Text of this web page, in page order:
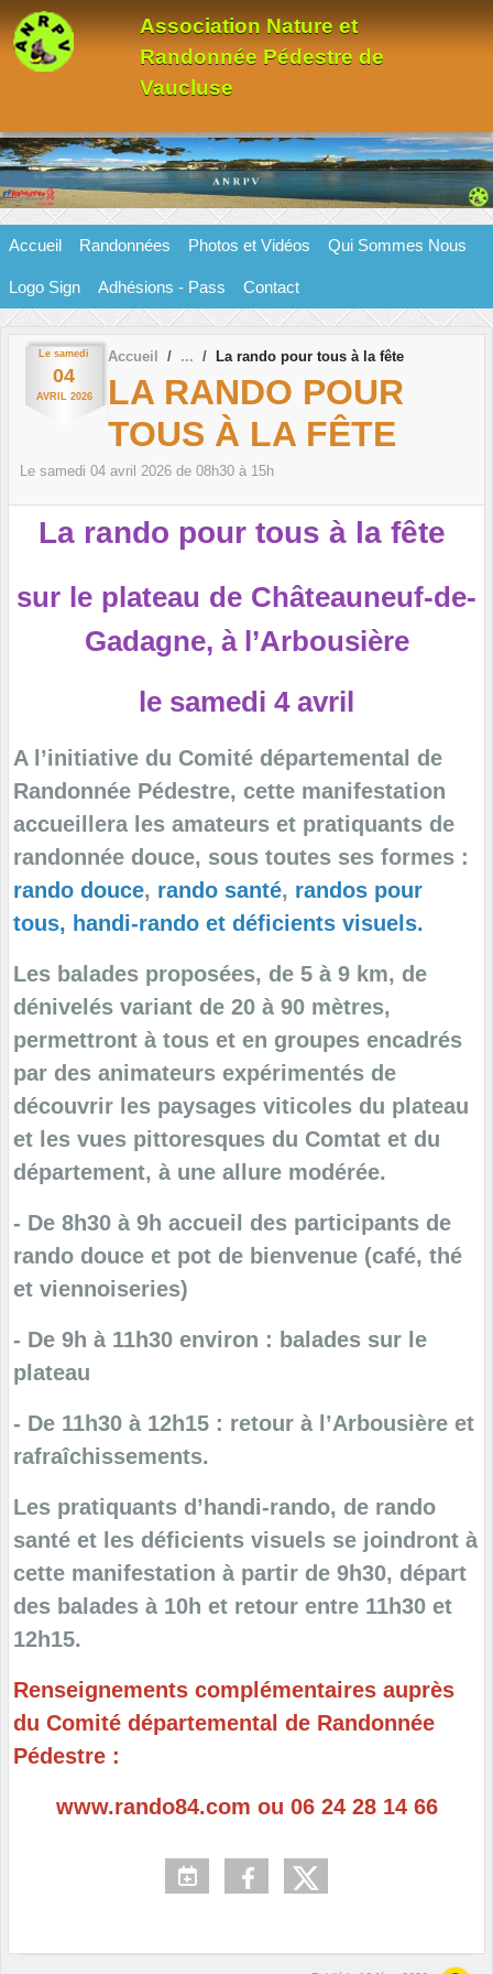
Association Nature et
Randonnée Pédestre de
Vaucluse
Accueil Randonnées Photos et Vidéos Qui Sommes Nous
Logo Sign Adhésions - Pass Contact
Le samedi
04
AVRIL 2026
Accueil La rando pour tous à la fête
LA RANDO POUR
TOUS À LA FÊTE
Le samedi 04 avril 2026 de 08h30 à 15h
La rando pour tous à la fête
sur le plateau de Châteauneuf-de-
Gadagne, à l’Arbousière
le samedi 4 avril
A l’initiative du Comité départemental de
Randonnée Pédestre, cette manifestation
accueillera les amateurs et pratiquants de
randonnée douce, sous toutes ses formes :
rando douce, rando santé, randos pour
tous, handi-rando et déficients visuels.
Les balades proposées, de 5 à 9 km, de
dénivelés variant de 20 à 90 mètres,
permettront à tous et en groupes encadrés
par des animateurs expérimentés de
découvrir les paysages viticoles du plateau
et les vues pittoresques du Comtat et du
département, à une allure modérée.
- De 8h30 à 9h accueil des participants de
rando douce et pot de bienvenue (café, thé
et viennoiseries)
- De 9h à 11h30 environ : balades sur le
plateau
- De 11h30 à 12h15 : retour à l’Arbousière et
rafraîchissements.
Les pratiquants d’handi-rando, de rando
santé et les déficients visuels se joindront à
cette manifestation à partir de 9h30, départ
des balades à 10h et retour entre 11h30 et
12h15.
Renseignements complémentaires auprès
du Comité départemental de Randonnée
Pédestre :
www.rando84.com ou 06 24 28 14 66
Panneau de gestion des cookies